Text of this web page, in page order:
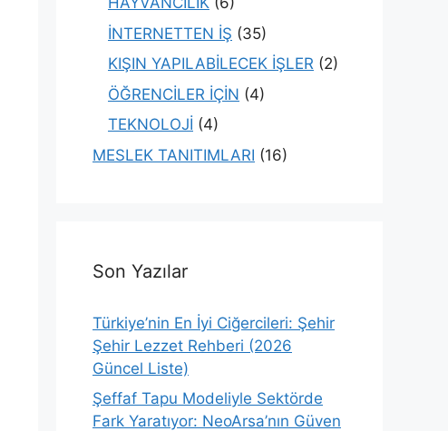
İNTERNETTEN İŞ (35)
KIŞIN YAPILABİLECEK İŞLER (2)
ÖĞRENCİLER İÇİN (4)
TEKNOLOJİ (4)
MESLEK TANITIMLARI (16)
Son Yazılar
Türkiye’nin En İyi Ciğercileri: Şehir
Şehir Lezzet Rehberi (2026
Güncel Liste)
Şeffaf Tapu Modeliyle Sektörde
Fark Yaratıyor: NeoArsa’nın Güven